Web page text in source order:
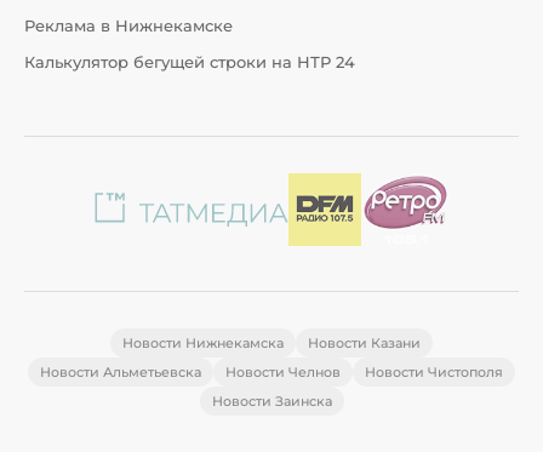
Реклама в Нижнекамске
Калькулятор бегущей строки на НТР 24
Новости Нижнекамска
Новости Казани
Новости Альметьевска
Новости Челнов
Новости Чистополя
Новости Заинска